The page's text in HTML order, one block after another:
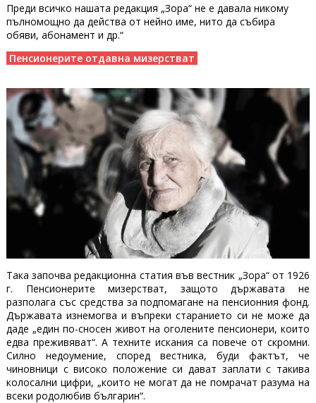
Преди всичко нашата редакция „Зора“ не е давала никому
пълномощно да действа от нейно име, нито да събира
обяви, абонамент и др.“
Пенсионерите отдавна мизерстват
Така започва редакционна статия във вестник „Зора“ от 1926
г. Пенсионерите мизерстват, защото държавата не
разполага със средства за подпомагане на пенсионния фонд.
Държавата изнемогва и въпреки старанието си не може да
даде „един по-сносен живот на оголените пенсионери, които
едва преживяват“. А техните искания са повече от скромни.
Силно недоумение, според вестника, буди фактът, че
чиновници с високо положение си дават заплати с такива
колосални цифри, „които не могат да не помрачат разума на
всеки родолюбив българин“.